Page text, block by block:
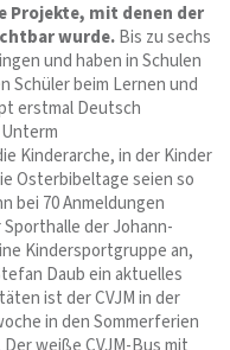
Projekte, mit denen der
wurde.Bis zu sechs
und haben in Schulen
Schüler beim Lernen und
erstmal Deutsch
Kinderarche, in der Kinder
Osterbibeltage seien so
bei 70 Anmeldungen
der Johann-
Kindersportgruppe an,
Daub ein aktuelles
ist der CVJM in der
in den Sommerferien